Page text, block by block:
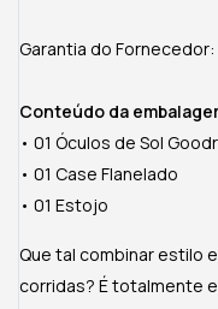
Garantia do Fornecedor:
Conteúdo da
• 01 Óculos de Sol Goodr
• 01 Case Flanelado
• 01 Estojo
Que tal combinar estilo
corridas? É totalmente